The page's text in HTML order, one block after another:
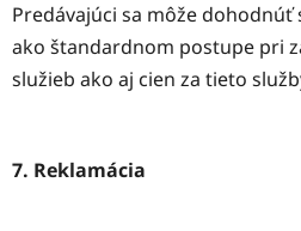
Predávajúci sa môže
ako štandardnom postupe pri
služieb ako aj cien za tieto
7. Reklamácia